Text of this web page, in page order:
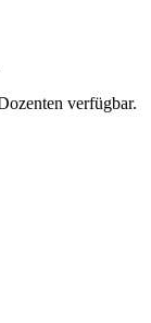
verfügbar.